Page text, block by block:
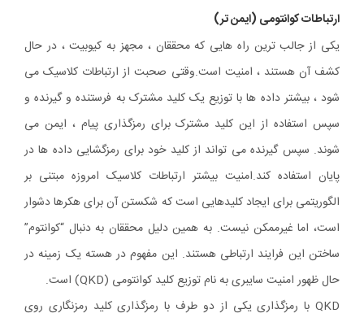
ارتباطات کوانتومی (ایمن تر)
یکی از جالب ترین راه هایی که محققان ، مجهز به کیوبیت ، در حال
کشف آن هستند ، امنیت است.وقتی صحبت از ارتباطات کلاسیک می
شود ، بیشتر داده ها با توزیع یک کلید مشترک به فرستنده و گیرنده و
سپس استفاده از این کلید مشترک برای رمزگذاری پیام ، ایمن می
شوند. سپس گیرنده می تواند از کلید خود برای رمزگشایی داده ها در
پایان استفاده کند.امنیت بیشتر ارتباطات کلاسیک امروزه مبتنی بر
الگوریتمی برای ایجاد کلیدهایی است که شکستن آن برای هکرها دشوار
است، اما غیرممکن نیست. به همین دلیل محققان به دنبال “کوانتوم”
ساختن این فرایند ارتباطی هستند. این مفهوم در هسته یک زمینه در
حال ظهور امنیت سایبری به نام توزیع کلید کوانتومی (QKD) است.
QKD با رمزگذاری یکی از دو طرف با رمزگذاری کلید رمزنگاری روی